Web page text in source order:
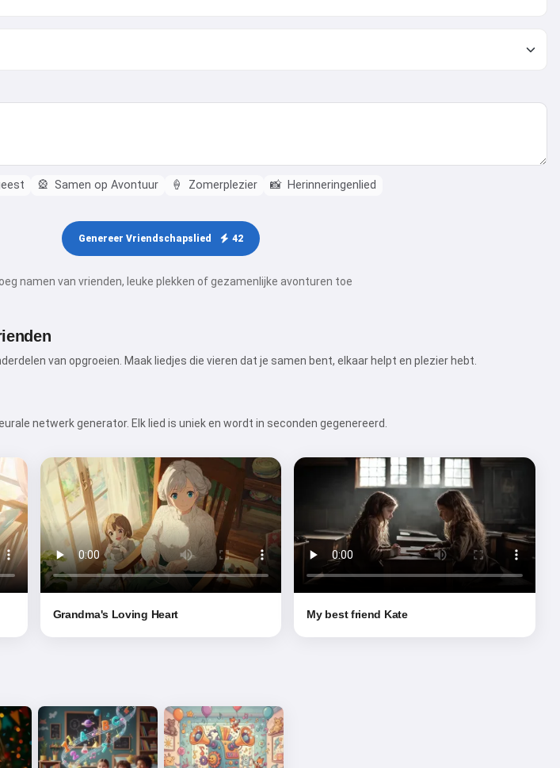
🎡 Samen op Avontuur 🍦 Zomerplezier 📸 Herinneringenlied
Genereer Vriendschapslied 42
namen van vrienden, leuke plekken of gezamenlijke avonturen toe
van opgroeien. Maak liedjes die vieren dat je samen bent, elkaar helpt en plezier hebt.
netwerk generator. Elk lied is uniek en wordt in seconden gegenereerd.
Grandma's Loving Heart My best friend Kate
magische
voor je kinderen
te gebruiken, accepteer je:
,Terugbetalingsbeleid